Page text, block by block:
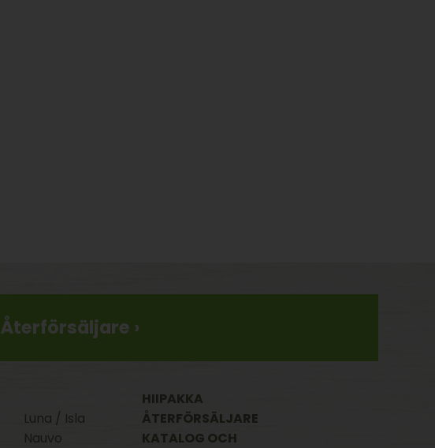
Återförsäljare ›
Luna / Isla
Nauvo
HIIPAKKA
ÅTERFÖRSÄLJARE
KATALOG OCH